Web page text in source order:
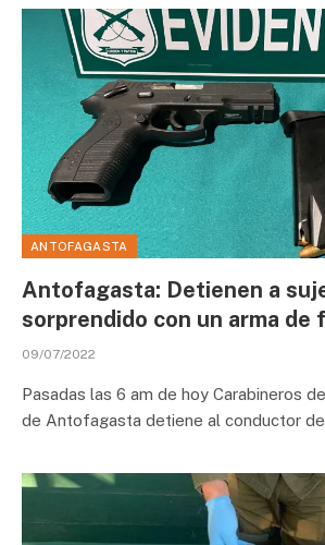
ANTOFAGASTA
Antofagasta: Detienen a
sorprendido con un arma de
09/07/2022
Pasadas las 6 am de hoy Carabineros
de Antofagasta detiene al conductor